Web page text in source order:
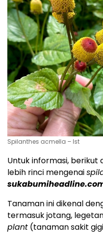
Spilanthes acmella – Ist
Untuk informasi,
lebih rinci mengenai
Tanaman ini dikenal
termasuk jotang,
plant (tanaman sakit